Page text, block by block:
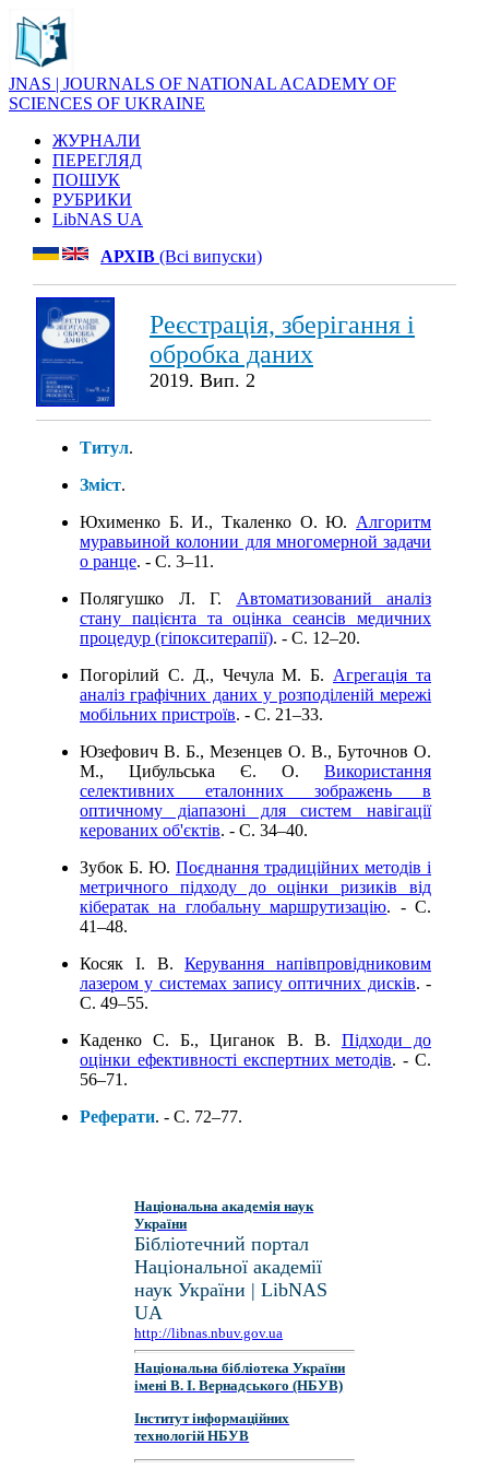
JNAS | JOURNALS OF NATIONAL ACADEMY OF
SCIENCES OF UKRAINE
ЖУРНАЛИ
ПЕРЕГЛЯД
ПОШУК
РУБРИКИ
LibNAS UA
АРХІВ (Всі випуски)
Реєстрація, зберігання і
обробка даних
2019. Вип. 2
Титул.
Зміст.
Юхименко Б. И., Ткаленко О. Ю. Алгоритм
муравьиной колонии для многомерной задачи
о ранце. - C. 3–11.
Полягушко Л. Г. Автоматизований аналіз
стану пацієнта та оцінка сеансів медичних
процедур (гіпокситерапії). - C. 12–20.
Погорілий С. Д., Чечула М. Б. Агрегація та
аналіз графічних даних у розподіленій мережі
мобільних пристроїв. - C. 21–33.
Юзефович В. Б., Мезенцев О. В., Буточнов О.
М., Цибульська Є. О. Використання
селективних еталонних зображень в
оптичному діапазоні для систем навігації
керованих об'єктів. - C. 34–40.
Зубок Б. Ю. Поєднання традиційних методів і
метричного підходу до оцінки ризиків від
кібератак на глобальну маршрутизацію. - C.
41–48.
Косяк І. В.Керування напівпровідниковим
лазером у системах запису оптичних дисків. -
C. 49–55.
Каденко С. Б., Циганок В. В. Підходи до
оцінки ефективності експертних методів. - C.
56–71.
Реферати. - C. 72–77.
Національна академія наук
України
Бібліотечний портал
Національної академії
наук України | LibNAS
UA
http://libnas.nbuv.gov.ua
Національна бібліотека України
імені В. І. Вернадського (НБУВ)
Інститут інформаційних
технологій НБУВ